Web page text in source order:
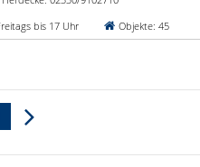
bis 17 Uhr
Objekte: 45